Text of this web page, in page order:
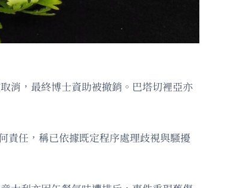
消，最終博士資助被撤銷。巴塔切裡亞亦
責任，稱已依據既定程序處理歧視與騷擾